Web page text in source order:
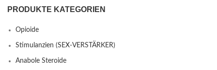
PRODUKTE KATEGORIEN
Opioide
Stimulanzien (SEX-VERSTÄRKER)
Anabole Steroide